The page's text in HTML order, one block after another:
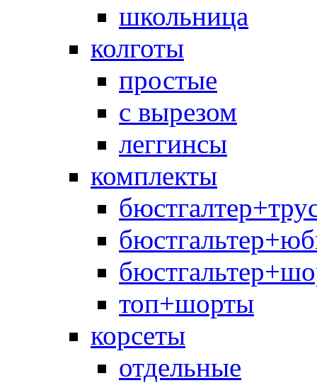
школьница
колготы
простые
с вырезом
леггинсы
комплекты
топ+шорты
корсеты
отдельные